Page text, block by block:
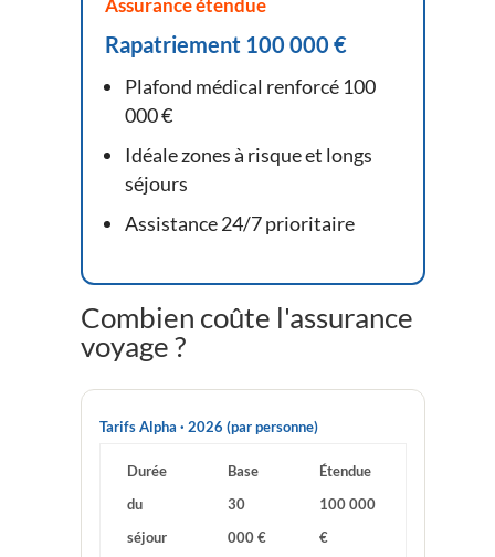
Assurance étendue
Rapatriement 100 000 €
Plafond médical renforcé 100
000 €
Idéale zones à risque et longs
séjours
Assistance 24/7 prioritaire
Combien coûte l'assurance
voyage ?
Tarifs Alpha · 2026 (par personne)
Durée
du
séjour
Base
30
000 €
Étendue
100 000
€